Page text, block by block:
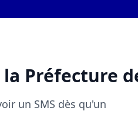
Préfecture
un SMS dès qu'un